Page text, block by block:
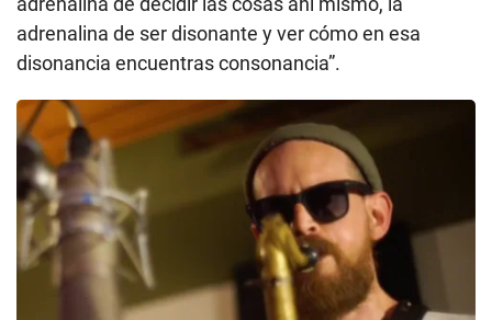
adrenalina de ser disonante y ver cómo en esa
disonancia encuentras consonancia”.